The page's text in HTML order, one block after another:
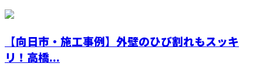
【向日市・施工事例】外壁のひび割れもスッキ
リ！高橋...